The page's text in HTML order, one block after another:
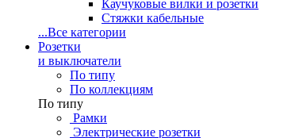
Каучуковые вилки и розетки
Стяжки кабельные
...Все категории
Розетки
и выключатели
По типу
По коллекциям
По типу
Рамки
Электрические розетки